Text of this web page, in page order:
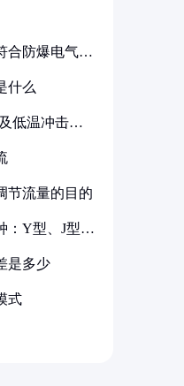
合防爆电气设
什么
低温冲击要
节流量的目的
：Y型、J型、
是多少
式